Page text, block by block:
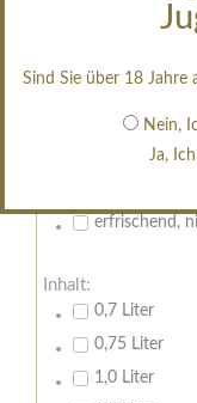
Sind Sie über 18 Jahre
Nein,
Ja,
halbtrocken
edelsüß
Brut
weißgekeltert
erfrischend,
Inhalt:
0,7 Liter
0,75 Liter
1,0 Liter